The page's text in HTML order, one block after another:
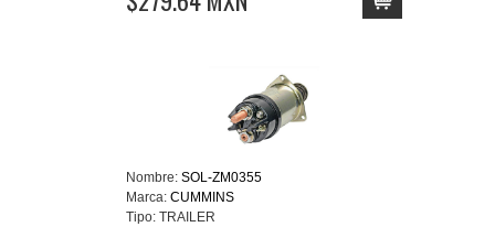
Nombre: SOL-ZM0355
Marca: CUMMINS
Tipo: TRAILER